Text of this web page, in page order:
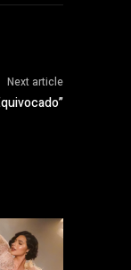
Next article